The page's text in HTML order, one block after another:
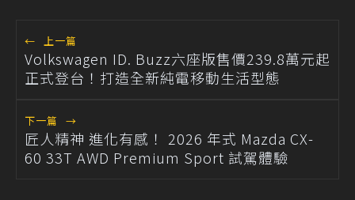
← 上一篇
Volkswagen ID. Buzz六座版售價239.8萬元起
正式登台！打造全新純電移動生活型態
下一篇 →
匠人精神 進化有感！ 2026 年式 Mazda CX-
60 33T AWD Premium Sport 試駕體驗